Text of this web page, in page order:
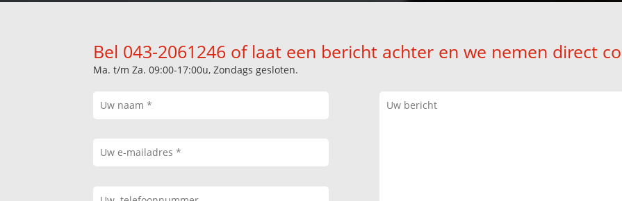
Bel 043-2061246 of laat een bericht achter en we nemen direct
Ma. t/m Za. 09:00-17:00u, Zondags gesloten.